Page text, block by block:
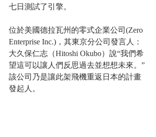
七日測試了引擎。
位於美國德拉瓦州的零式企業公司(Zero
Enterprise Inc.)，其東京分公司發言人：
大久保仁志（Hitoshi Okubo）說“我們希
望這可以讓人們反思過去並想想未來。”
該公司乃是讓此架飛機重返日本的計畫
發起人。